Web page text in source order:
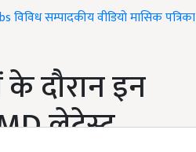
विविधसम्पादकीयवीडियोमासिक पत्रिका
दौरान इन
लेटेस्ट